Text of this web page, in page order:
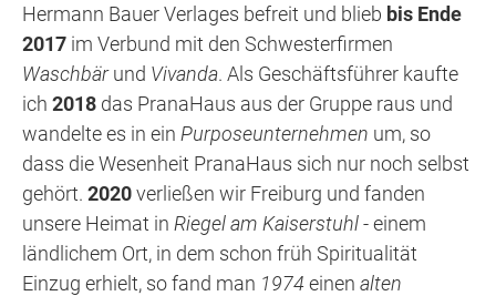
Hermann Bauer Verlages befreit und blieb bis Ende
2017 im Verbund mit den Schwesterfirmen
Waschbärund Vivanda. Als Geschäftsführer kaufte
ich 2018 das PranaHaus aus der Gruppe raus und
wandelte es in ein Purposeunternehmen um, so
dass die Wesenheit PranaHaus sich nur noch selbst
gehört. 2020verließen wir Freiburg und fanden
unsere Heimat in Riegel am Kaiserstuhl- einem
ländlichem Ort, in dem schon früh Spiritualität
Einzug erhielt, so fand man 1974 einen alten